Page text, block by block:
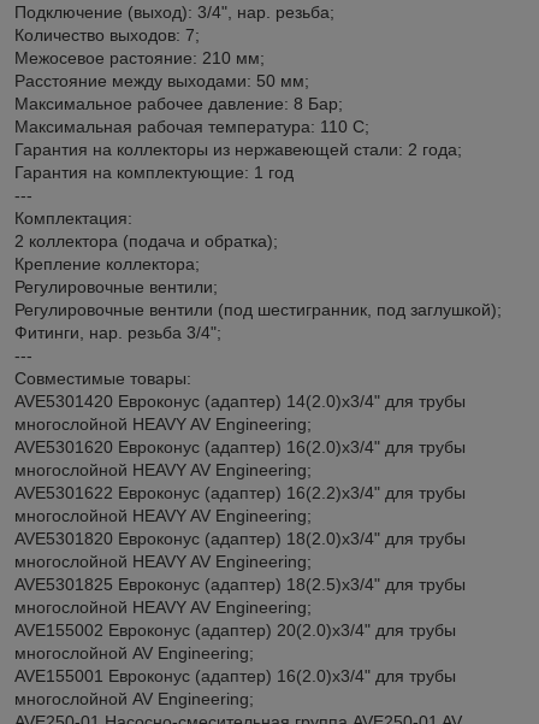
Подключение (выход): 3/4", нар. резьба;
Количество выходов: 7;
Межосевое растояние: 210 мм;
Расстояние между выходами: 50 мм;
Максимальное рабочее давление: 8 Бар;
Максимальная рабочая температура: 110 С;
Гарантия на коллекторы из нержавеющей стали: 2 года;
Гарантия на комплектующие: 1 год
---
Комплектация:
2 коллектора (подача и обратка);
Крепление коллектора;
Регулировочные вентили;
Регулировочные вентили (под шестигранник, под заглушкой);
Фитинги, нар. резьба 3/4";
---
Совместимые товары:
AVE5301420 Евроконус (адаптер) 14(2.0)х3/4" для трубы
многослойной HEAVY AV Engineering;
AVE5301620 Евроконус (адаптер) 16(2.0)х3/4" для трубы
многослойной HEAVY AV Engineering;
AVE5301622 Евроконус (адаптер) 16(2.2)х3/4" для трубы
многослойной HEAVY AV Engineering;
AVE5301820 Евроконус (адаптер) 18(2.0)х3/4" для трубы
многослойной HEAVY AV Engineering;
AVE5301825 Евроконус (адаптер) 18(2.5)х3/4" для трубы
многослойной HEAVY AV Engineering;
AVE155002 Евроконус (адаптер) 20(2.0)х3/4" для трубы
многослойной AV Engineering;
AVE155001 Евроконус (адаптер) 16(2.0)х3/4" для трубы
многослойной AV Engineering;